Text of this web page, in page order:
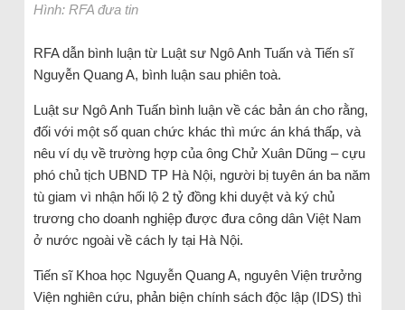
Hình: RFA đưa tin
RFA dẫn bình luận từ Luật sư Ngô Anh Tuấn và Tiến sĩ
Nguyễn Quang A, bình luận sau phiên toà.
Luật sư Ngô Anh Tuấn bình luận về các bản án cho rằng,
đối với một số quan chức khác thì mức án khá thấp, và
nêu ví dụ về trường hợp của ông Chử Xuân Dũng – cựu
phó chủ tịch UBND TP Hà Nội, người bị tuyên án ba năm
tù giam vì nhận hối lộ 2 tỷ đồng khi duyệt và ký chủ
trương cho doanh nghiệp được đưa công dân Việt Nam
ở nước ngoài về cách ly tại Hà Nội.
Tiến sĩ Khoa học Nguyễn Quang A, nguyên Viện trưởng
Viện nghiên cứu, phản biện chính sách độc lập (IDS) thì